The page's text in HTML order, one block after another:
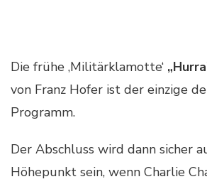
Die frühe ‚Militärklamotte‘
von Franz Hofer ist der einzige
Programm.
Der Abschluss wird dann sicher
Höhepunkt sein, wenn Charlie